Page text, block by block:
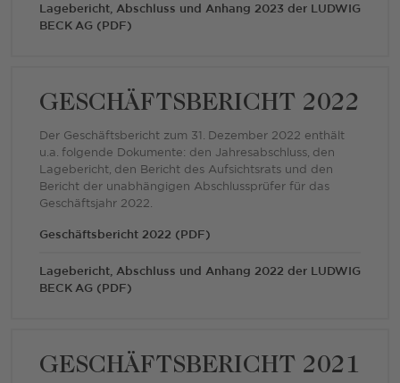
Lagebericht, Abschluss und Anhang 2023 der LUDWIG
BECK AG (PDF)
GESCHÄFTSBERICHT 2022
Der Geschäftsbericht zum 31. Dezember 2022 enthält
u.a. folgende Dokumente: den Jahresabschluss, den
Lagebericht, den Bericht des Aufsichtsrats und den
Bericht der unabhängigen Abschlussprüfer für das
Geschäftsjahr 2022.
Geschäftsbericht 2022 (PDF)
Lagebericht, Abschluss und Anhang 2022 der LUDWIG
BECK AG (PDF)
GESCHÄFTSBERICHT 2021